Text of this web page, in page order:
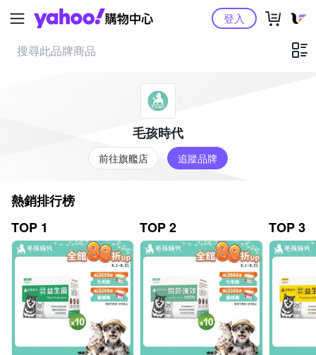
Yahoo購物中心登入
毛孩時代
前往旗艦店 追蹤品牌
熱銷排行榜
TOP 1
TOP 2 TOP 3